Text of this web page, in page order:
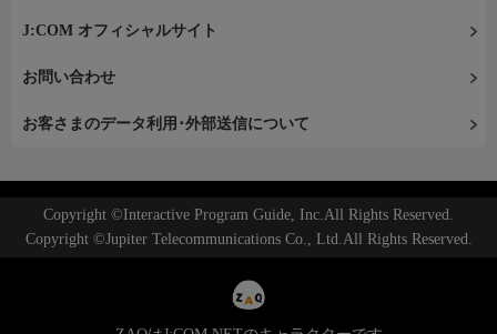
J:COM オフィシャルサイト
お問い合わせ
お客さまのデータ利用･外部送信について
Copyright ©Interactive Program Guide, Inc.All Rights Reserved.
Copyright ©Jupiter Telecommunications Co., Ltd.All Rights Reserved.